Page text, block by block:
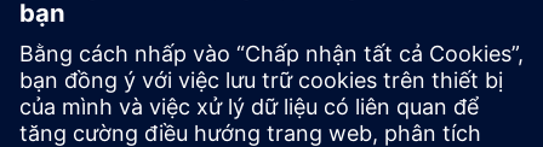
Industry Kiln Inlet application
Đầu dò đầu vào lò Adage xử lý 1400° C, 2000 g/m³ bụi,
kiềm. Khả năng thu hồi điện, làm sạch bằng không khí,
nhiều bộ lọc, chẩn đoán AI đảm bảo O₂ an toàn, chính xác;